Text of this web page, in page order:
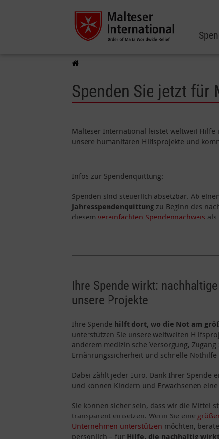
Spenden Sie jetzt für
Malteser International leistet weltweit
unsere humanitären Hilfsprojekte und
Infos zur Spendenquittung:
Spenden sind steuerlich absetzbar. Ab
Jahresspendenquittung zu Beginn des
diesem vereinfachten Spendennachweis
Ihre Spende wirkt:
unsere Projekte
Ihre Spende hilft dort, wo die Not am
unterstützen Sie unsere weltweiten
anderem medizinische Versorgung, Zugang
Ernährungssicherheit und schnelle
Dabei zählt jeder Euro. Dank Ihrer Spende
und können Kindern und Erwachsenen
Sie können sicher sein, dass wir die Mittel
transparent einsetzen. Wenn Sie eine
Unternehmen unterstützen möchten,
persönlich – für Hilfe, die nachhaltig wirkt